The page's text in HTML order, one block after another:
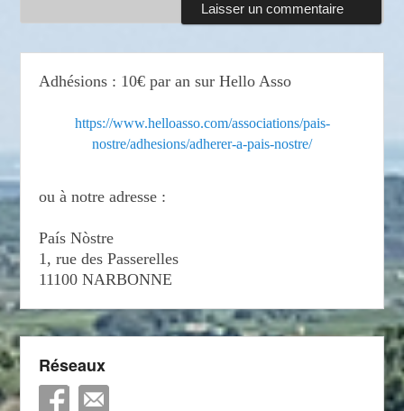
Adhésions : 10€ par an sur Hello Asso
https://www.helloasso.com/associations/pais-
nostre/adhesions/adherer-a-pais-nostre/
ou à notre adresse :
País Nòstre
1, rue des Passerelles
11100 NARBONNE
Réseaux